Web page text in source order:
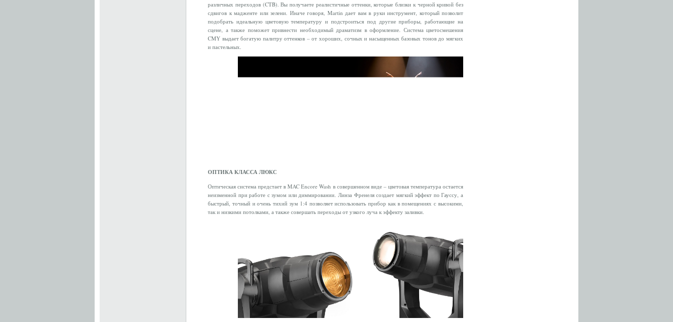
различных переходов (CTB). Вы получаете реалистичные оттенки, которые близки к черной кривой без
сдвигов к мадженте или зелени. Иначе говоря, Martin дает вам в руки инструмент, который позволит
подобрать идеальную цветовую температуру и подстроиться под другие приборы, работающие на
сцене, а также поможет привнести необходимый драматизм в оформление. Система цветосмешения
CMY выдает богатую палитру оттенков – от хороших, сочных и насыщенных базовых тонов до мягких
и пастельных.
ОПТИКА КЛАССА ЛЮКС
Оптическая система предстает в MAC Encore Wash в совершенном виде – цветовая температура остается
неизменной при работе с зумом или диммировании. Линза Френеля создает мягкий эффект по Гауссу, а
быстрый, точный и очень тихий зум 1:4 позволяет использовать прибор как в помещениях с высокими,
так и низкими потолками, а также совершать переходы от узкого луча к эффекту заливки.